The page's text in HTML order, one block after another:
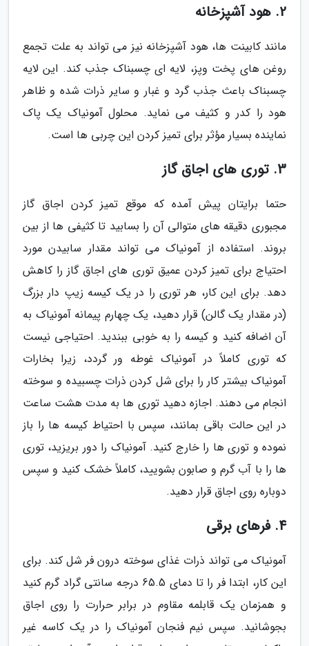
2. هود آشپزخانه
مانند کابینت ها، هود آشپزخانه نیز می تواند به علت تجمع
روغن های پخت وپز، لایه ای چسبناک جذب کند. این لایه
چسبناک باعث جذب گرد و غبار و سایر ذرات شده و ظاهر
هود را کدر و کثیف می نماید. محلول آمونیاک یک پاک
نماینده بسیار مؤثر برای تمیز کردن این چربی ها است.
3. توری های اجاق گاز
حتما برایتان پیش آمده که موقع تمیز کردن اجاق گاز
مجبوری دقیقه های متوالی آن را بسابید تا کثیفی ها از بین
بروند. استفاده از آمونیاک می تواند مقدار سابیدن مورد
احتیاج برای تمیز کردن عمیق توری های اجاق گاز را کاهش
دهد. برای این کار، هر توری را در یک کیسه زیپ دار بزرگ
(در مقدار یک گالن) قرار دهید، یک چهارم پیمانه آمونیاک به
آن اضافه کنید و کیسه را به خوبی ببندید. احتیاجی نیست
که توری کاملاً در آمونیاک غوطه ور گردد، زیرا بخارات
آمونیاک بیشتر کار را برای شل کردن ذرات چسبیده و سوخته
انجام می دهند. اجازه دهید توری ها به مدت هشت ساعت
در این حالت باقی بمانند، سپس با احتیاط کیسه ها را باز
نموده و توری ها را خارج کنید. آمونیاک را دور بریزید، توری
ها را با آب گرم و صابون بشویید، کاملاً خشک کنید و سپس
دوباره روی اجاق قرار دهید.
4. فرهای برقی
آمونیاک می تواند ذرات غذای سوخته درون فر شل کند. برای
این کار، ابتدا فر را تا دمای 65.5 درجه سانتی گراد گرم کنید
و همزمان یک قابلمه مقاوم در برابر حرارت را روی اجاق
بجوشانید. سپس نیم فنجان آمونیاک را در یک کاسه غیر